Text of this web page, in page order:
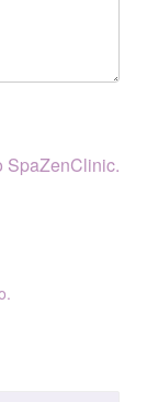
SpaZenClinic.